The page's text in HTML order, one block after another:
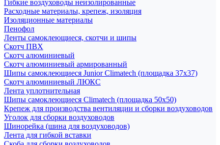
Гибкие воздуховоды неизолированные
Расходные материалы, крепеж, изоляция
Изоляционные материалы
Пенофол
Ленты самоклеющиеся, скотчи и шипы
Скотч ПВХ
Скотч алюминиевый
Скотч алюминиевый армированный
Шипы самоклеющиеся Junior Climatech (площадка 37х37)
Скотч алюминиевый ЛЮКС
Лента уплотнительная
Шипы самоклеющиеся Climatech (площадка 50х50)
Крепеж для производства вентиляции и сборки воздуховодов
Уголок для сборки воздуховодов
Шинорейка (шина для воздуховодов)
Лента для гибкой вставки